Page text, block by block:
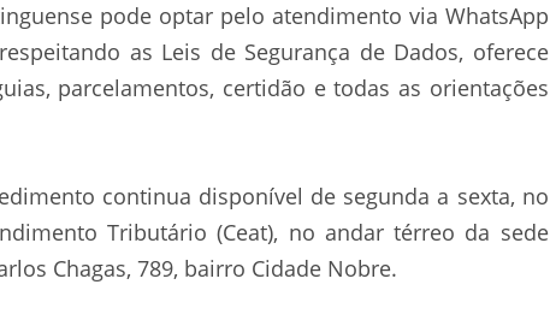
pode optar pelo atendimento via WhatsApp
as Leis de Segurança de Dados, oferece
parcelamentos, certidão e todas as orientações
continua disponível de segunda a sexta, no
Tributário (Ceat), no andar térreo da sede
Chagas, 789, bairro Cidade Nobre.